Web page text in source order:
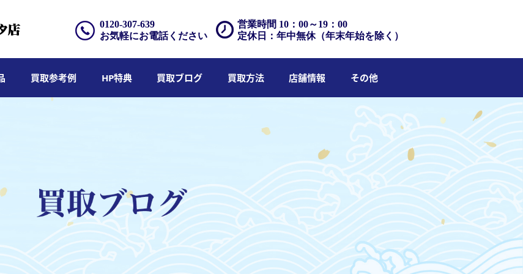
営業時間 10：00～19：00
定休日：年中無休（年末年始を除く）
0120-307-639
お気軽にお電話ください
買取参考例 HP特典 買取ブログ 買取方法 店舗情報 その他